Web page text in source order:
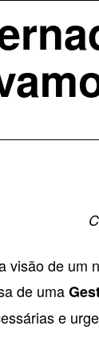
visão de um
de uma
e